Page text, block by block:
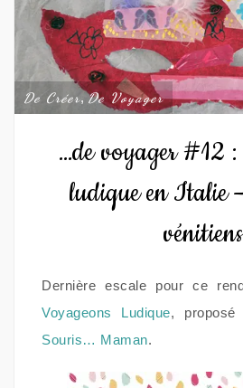
De Créer,De Voyager
…de voyager #12 :
ludique en Italie
vénitiens
Dernière escale pour ce
Voyageons Ludique, proposé
Souris… Maman.